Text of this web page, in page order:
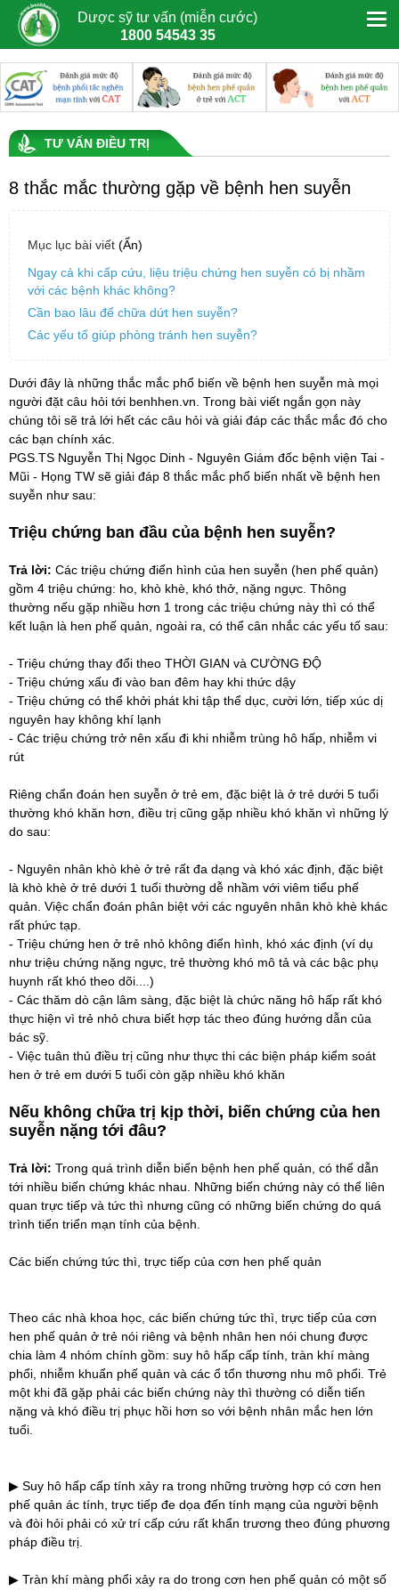
Dược sỹ tư vấn (miễn cước)
1800 54543 35
TƯ VẤN ĐIỀU TRỊ
8 thắc mắc thường gặp về bệnh hen suyễn
Mục lục bài viết (Ẩn)
Ngay cả khi cấp cứu, liệu triệu chứng hen suyễn có bị nhầm
với các bệnh khác không?
Cần bao lâu để chữa dứt hen suyễn?
Các yếu tố giúp phòng tránh hen suyễn?
Dưới đây là những thắc mắc phổ biến về bệnh hen suyễn mà mọi
người đặt câu hỏi tới benhhen.vn. Trong bài viết ngắn gọn này
chúng tôi sẽ trả lới hết các câu hỏi và giải đáp các thắc mắc đó cho
các bạn chính xác.
PGS.TS Nguyễn Thị Ngọc Dinh - Nguyên Giám đốc bệnh viện Tai -
Mũi - Họng TW sẽ giải đáp 8 thắc mắc phổ biến nhất về bệnh hen
suyễn như sau:
Triệu chứng ban đầu của bệnh hen suyễn?
Trả lời: Các triệu chứng điển hình của hen suyễn (hen phế quản)
gồm 4 triệu chứng: ho, khò khè, khó thở, nặng ngực. Thông
thường nếu gặp nhiều hơn 1 trong các triệu chứng này thì có thể
kết luận là hen phế quản, ngoài ra, có thể cân nhắc các yếu tố sau:
- Triệu chứng thay đổi theo THỜI GIAN và CƯỜNG ĐỘ
- Triệu chứng xấu đi vào ban đêm hay khi thức dậy
- Triệu chứng có thể khởi phát khi tập thể dục, cười lớn, tiếp xúc dị
nguyên hay không khí lạnh
- Các triệu chứng trở nên xấu đi khi nhiễm trùng hô hấp, nhiễm vi
rút
Riêng chẩn đoán hen suyễn ở trẻ em, đặc biệt là ở trẻ dưới 5 tuổi
thường khó khăn hơn, điều trị cũng gặp nhiều khó khăn vì những lý
do sau:
- Nguyên nhân khò khè ở trẻ rất đa dạng và khó xác định, đặc biệt
là khò khè ở trẻ dưới 1 tuổi thường dễ nhầm với viêm tiểu phế
quản. Việc chẩn đoán phân biệt với các nguyên nhân khò khè khác
rất phức tạp.
- Triệu chứng hen ở trẻ nhỏ không điển hình, khó xác định (ví dụ
như triệu chứng nặng ngực, trẻ thường khó mô tả và các bậc phụ
huynh rất khó theo dõi....)
- Các thăm dò cận lâm sàng, đặc biệt là chức năng hô hấp rất khó
thực hiện vì trẻ nhỏ chưa biết hợp tác theo đúng hướng dẫn của
bác sỹ.
- Việc tuân thủ điều trị cũng như thực thi các biện pháp kiểm soát
hen ở trẻ em dưới 5 tuổi còn gặp nhiều khó khăn
Nếu không chữa trị kịp thời, biến chứng của hen
suyễn nặng tới đâu?
Trả lời: Trong quá trình diễn biến bệnh hen phế quản, có thể dẫn
tới nhiều biến chứng khác nhau. Những biến chứng này có thể liên
quan trực tiếp và tức thì nhưng cũng có những biến chứng do quá
trình tiến triển mạn tính của bệnh.
Các biến chứng tức thì, trực tiếp của cơn hen phế quản
Theo các nhà khoa học, các biến chứng tức thì, trực tiếp của cơn
hen phế quản ở trẻ nói riêng và bệnh nhân hen nói chung được
chia làm 4 nhóm chính gồm: suy hô hấp cấp tính, tràn khí màng
phổi, nhiễm khuẩn phế quản và các ổ tổn thương nhu mô phổi. Trẻ
một khi đã gặp phải các biến chứng này thì thường có diễn tiến
nặng và khó điều trị phục hồi hơn so với bệnh nhân mắc hen lớn
tuổi.
▶ Suy hô hấp cấp tính xảy ra trong những trường hợp có cơn hen
phế quản ác tính, trực tiếp đe dọa đến tính mạng của người bệnh
và đòi hỏi phải có xử trí cấp cứu rất khẩn trương theo đúng phương
pháp điều trị.
▶ Tràn khí màng phổi xảy ra do trong cơn hen phế quản có một số